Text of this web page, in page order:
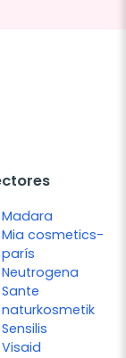
Madara
Mia cosmetics-
parís
Neutrogena
Sante
naturkosmetik
Sensilis
Visaid